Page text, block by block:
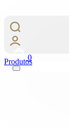
0
Produtos